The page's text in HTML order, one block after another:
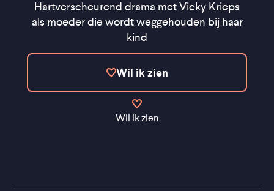
Hartverscheurend drama met Vicky Krieps
als moeder die wordt weggehouden bij haar
kind
Wil ik zien
Wil ik zien